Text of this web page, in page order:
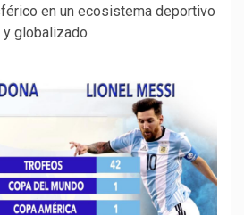
en un ecosistema deportivo
globalizado